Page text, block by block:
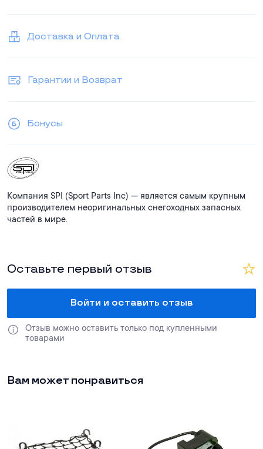
Доставка и Оплата
Гарантии и Возврат
Бонусы
Компания SPI (Sport Parts Inc) — является самым крупным
производителем неоригинальных снегоходных запасных
частей в мире.
Оставьте первый отзыв
Войти и оставить отзыв
Отзыв можно оставить только под купленными
товарами
Вам может понравиться